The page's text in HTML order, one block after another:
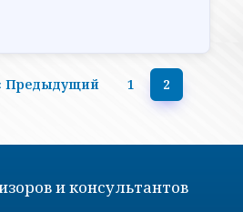
Предыдущийстраница
1 2
и консультантов